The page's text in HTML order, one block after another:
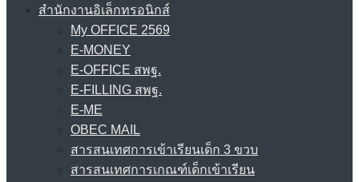
สำนักงานอิเล็กทรอนิกส์
My OFFICE 2569
E-MONEY
E-OFFICE สพฐ.
E-FILLING สพฐ.
E-ME
OBEC MAIL
สารสนเทศการเข้าเรียนเด็ก 3 ขวบ
สารสนเทศการเกณฑ์เด็กเข้าเรียน